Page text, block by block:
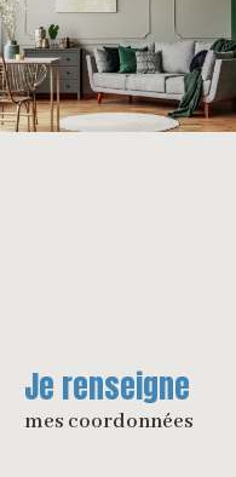
Je renseigne
mes coordonnées